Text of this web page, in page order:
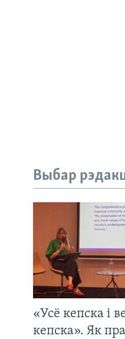
Выбар
«Усё кепска і
кепска». Як